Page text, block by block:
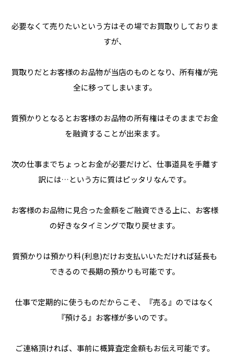
必要なくて売りたいという方はその場でお買取りしておりま
すが、
買取りだとお客様のお品物が当店のものとなり、所有権が完
全に移ってしまいます。
質預かりとなるとお客様のお品物の所有権はそのままでお金
を融資することが出来ます。
次の仕事までちょっとお金が必要だけど、仕事道具を手離す
訳には…という方に質はピッタリなんです。
お客様のお品物に見合った金額をご融資できる上に、お客様
の好きなタイミングで取り戻せます。
質預かりは預かり料(利息)だけお支払いいただければ延長も
できるので長期の預かりも可能です。
仕事で定期的に使うものだからこそ、『売る』のではなく
『預ける』お客様が多いのです。
ご連絡頂ければ、事前に概算査定金額もお伝え可能です。